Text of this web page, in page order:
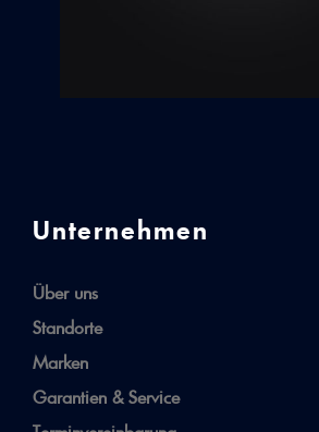
Unternehmen
Über uns
Standorte
Marken
Garantien & Service